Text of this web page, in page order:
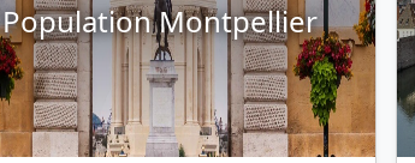
Population Montpellier